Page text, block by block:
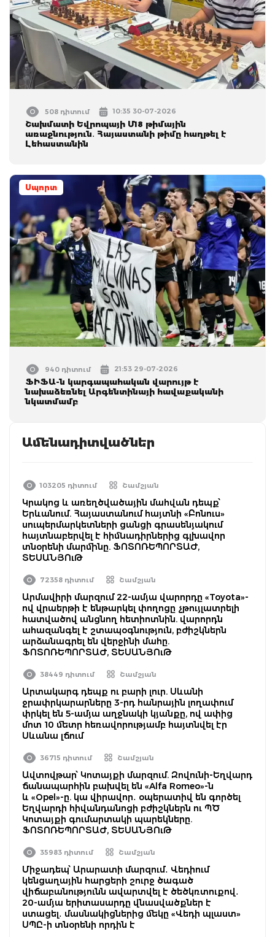
508 դիտում 10:35 30-07-2026
Շախմատի Եվրոպայի Մ18 թիմային
առաջնություն․ Հայաստանի թիմը հաղթել է
Լեհաստանին
Սպորտ
940 դիտում 21:53 29-07-2026
ՖԻՖԱ-ն կարգապահական վարույթ է
նախաձեռնել Արգենտինայի հավաքականի
նկատմամբ
Ամենադիտվածներ
103205 դիտում Շամշյան
Կրակոց և առեղծվածային մահվան դեպք՝
Երևանում. Հայաստանում հայտնի «Բոնուս»
սուպերմարկետների ցանցի գրասենյակում
հայտնաբերվել է հիմնադիրներից գլխավոր
տնօրենի մարմինը. ՖՈՏՈՌԵՊՈՐՏԱԺ,
ՏԵՍԱՆՅՈւԹ
72358 դիտում Շամշյան
Արմավիրի մարզում 22-ամյա վարորդը «Toyota»-
ով վրաերթի է ենթարկել փողոցը չթույլատրելի
հատվածով անցնող հետիոտնին. վարորդն
ահազանգել է շտապօգնություն, բժիշկներն
արձանագրել են վերջինի մահը.
ՖՈՏՈՌԵՊՈՐՏԱԺ, ՏԵՍԱՆՅՈւԹ
38449 դիտում Շամշյան
Արտակարգ դեպք ու բարի լուր. Սևանի
ջրափրկարարները 3-րդ հանրային լողափում
փրկել են 5-ամյա աղջնակի կյանքը, ով ափից
մոտ 10 մետր հեռավորությամբ հայտնվել էր
Սևանա լճում
36715 դիտում Շամշյան
Ավտովթար՝ Կոտայքի մարզում. Զովունի-Եղվարդ
ճանապարհին բախվել են «Alfa Romeo»-ն
և «Opel»-ը. կա վիրավոր․ օպերատիվ են գործել
Եղվարդի հիվանդանոցի բժիշկներն ու ՊԾ
Կոտայքի գումարտակի պարեկները.
ՖՈՏՈՌԵՊՈՐՏԱԺ, ՏԵՍԱՆՅՈւԹ
35983 դիտում Շամշյան
Միջադեպ՝ Արարատի մարզում․ Վեդիում
կենցաղային հարցերի շուրջ ծագած
վիճաբանությունն ավարտվել է ծեծկռտուքով․
20-ամյա երիտասարդը վնասվածքներ է
ստացել․ մասնակիցներից մեկը «Վեդի պլաստ»
ՍՊԸ-ի տնօրենի որդին է